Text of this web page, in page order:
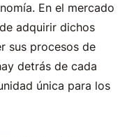
En el mercado
adquirir dichos
sus procesos de
detrás de cada
única para los